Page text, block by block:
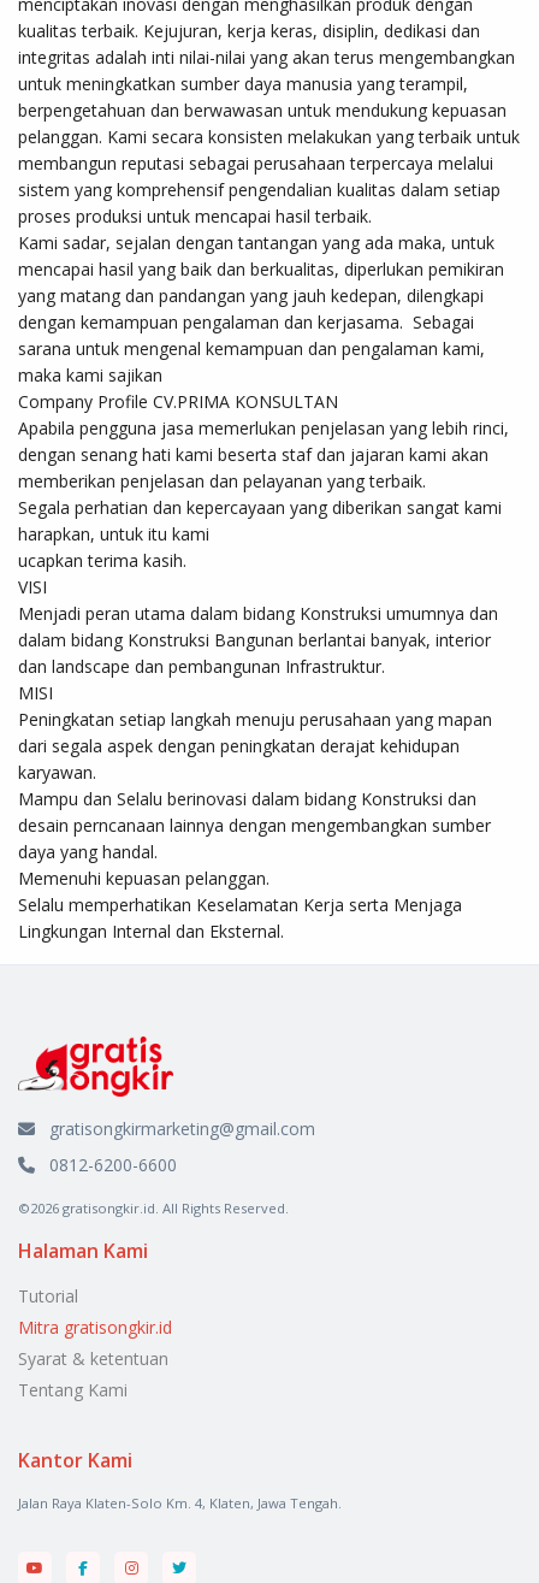
kualitas terbaik. Kejujuran, kerja keras, disiplin, dedikasi dan
integritas adalah inti nilai-nilai yang akan terus mengembangkan
untuk meningkatkan sumber daya manusia yang terampil,
berpengetahuan dan berwawasan untuk mendukung kepuasan
pelanggan. Kami secara konsisten melakukan yang terbaik untuk
membangun reputasi sebagai perusahaan terpercaya melalui
sistem yang komprehensif pengendalian kualitas dalam setiap
proses produksi untuk mencapai hasil terbaik.
Kami sadar, sejalan dengan tantangan yang ada maka, untuk
mencapai hasil yang baik dan berkualitas, diperlukan pemikiran
yang matang dan pandangan yang jauh kedepan, dilengkapi
dengan kemampuan pengalaman dan kerjasama.  Sebagai
sarana untuk mengenal kemampuan dan pengalaman kami,
maka kami sajikan
Company Profile CV.PRIMA KONSULTAN
Apabila pengguna jasa memerlukan penjelasan yang lebih rinci,
dengan senang hati kami beserta staf dan jajaran kami akan
memberikan penjelasan dan pelayanan yang terbaik.
Segala perhatian dan kepercayaan yang diberikan sangat kami
harapkan, untuk itu kami
ucapkan terima kasih.
VISI
Menjadi peran utama dalam bidang Konstruksi umumnya dan
dalam bidang Konstruksi Bangunan berlantai banyak, interior
dan landscape dan pembangunan Infrastruktur.
MISI
Peningkatan setiap langkah menuju perusahaan yang mapan
dari segala aspek dengan peningkatan derajat kehidupan
karyawan.
Mampu dan Selalu berinovasi dalam bidang Konstruksi dan
desain perncanaan lainnya dengan mengembangkan sumber
daya yang handal.
Memenuhi kepuasan pelanggan.
Selalu memperhatikan Keselamatan Kerja serta Menjaga
Lingkungan Internal dan Eksternal.
gratisongkirmarketing@gmail.com
0812-6200-6600
©2026 gratisongkir.id. All Rights Reserved.
Halaman Kami
Tutorial
Mitra gratisongkir.id
Syarat & ketentuan
Tentang Kami
Kantor Kami
Jalan Raya Klaten-Solo Km. 4, Klaten, Jawa Tengah.